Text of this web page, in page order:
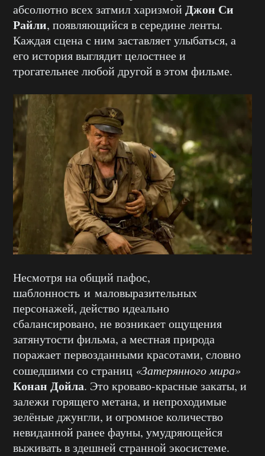
абсолютно всех затмил харизмой Джон Си
Райли, появляющийся в середине ленты.
Каждая сцена с ним заставляет улыбаться, а
его история выглядит целостнее и
трогательнее любой другой в этом фильме.
Несмотря на общий пафос,
шаблонность и маловыразительных
персонажей, действо идеально
сбалансировано, не возникает ощущения
затянутости фильма, а местная природа
поражает первозданными красотами, словно
сошедшими со страниц «Затерянного мира»
Конан Дойла. Это кроваво-красные закаты, и
залежи горящего метана, и непроходимые
зелёные джунгли, и огромное количество
невиданной ранее фауны, умудряющейся
выживать в здешней странной экосистеме.